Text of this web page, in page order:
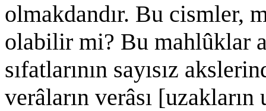
olmakdandır. Bu cismler,
olabilir mi? Bu mahlûklar
sıfatlarının sayısız
verâların verâsı